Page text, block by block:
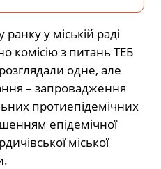
у міській раді
комісію з питань ТЕБ
одне, але
– запровадження
протиепідемічних
епідемічної
міської